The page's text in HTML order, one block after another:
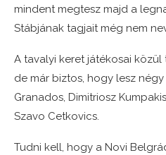
mindent megtesz majd a
Stábjának tagjait még nem
A tavalyi keret játékosai
de már biztos, hogy lesz
Granados, Dimitriosz
Szavo Cetkovics.
Tudni kell, hogy a Novi